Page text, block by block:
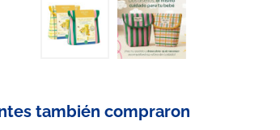
también compraron